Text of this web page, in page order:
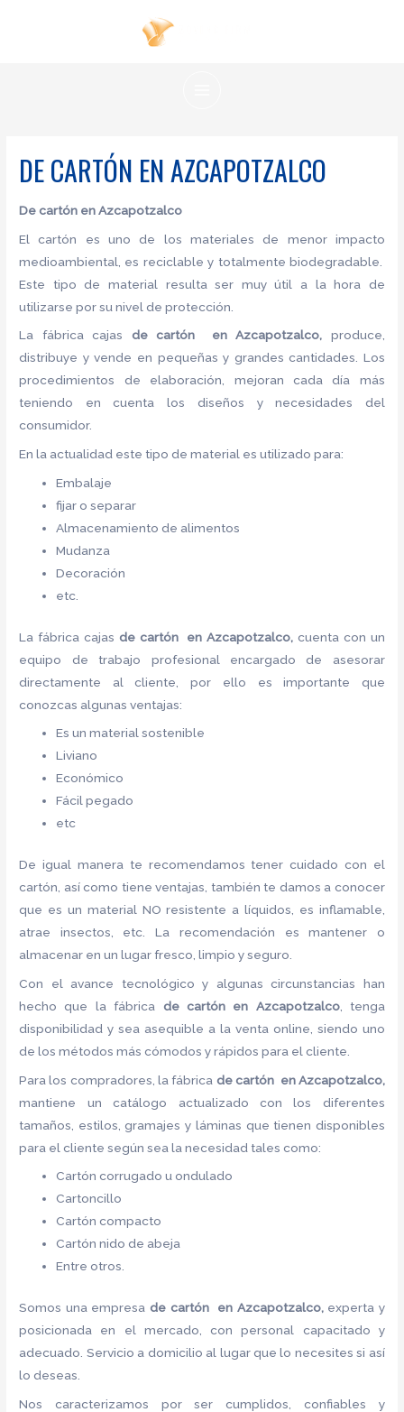
DE CARTÓN EN AZCAPOTZALCO
De cartón en Azcapotzalco
El cartón es uno de los materiales de menor impacto
medioambiental, es reciclable y totalmente biodegradable.
Este tipo de material resulta ser muy útil a la hora de
utilizarse por su nivel de protección.
La fábrica cajas de cartón en Azcapotzalco, produce,
distribuye y vende en pequeñas y grandes cantidades. Los
procedimientos de elaboración, mejoran cada día más
teniendo en cuenta los diseños y necesidades del
consumidor.
En la actualidad este tipo de material es utilizado para:
Embalaje
fijar o separar
Almacenamiento de alimentos
Mudanza
Decoración
etc.
La fábrica cajas de cartón en Azcapotzalco,cuenta con un
equipo de trabajo profesional encargado de asesorar
directamente al cliente, por ello es importante que
conozcas algunas ventajas:
Es un material sostenible
Liviano
Económico
Fácil pegado
etc
De igual manera te recomendamos tener cuidado con el
cartón, así como tiene ventajas, también te damos a conocer
que es un material NO resistente a líquidos, es inflamable,
atrae insectos, etc. La recomendación es mantener o
almacenar en un lugar fresco, limpio y seguro.
Con el avance tecnológico y algunas circunstancias han
hecho que la fábrica de cartón en Azcapotzalco, tenga
disponibilidad y sea asequible a la venta online, siendo uno
de los métodos más cómodos y rápidos para el cliente.
Para los compradores, la fábrica de cartón en Azcapotzalco,
mantiene un catálogo actualizado con los diferentes
tamaños, estilos, gramajes y láminas que tienen disponibles
para el cliente según sea la necesidad tales como:
Cartón corrugado u ondulado
Cartoncillo
Cartón compacto
Cartón nido de abeja
Entre otros.
Somos una empresade cartón en Azcapotzalco, experta y
posicionada en el mercado, con personal capacitado y
adecuado. Servicio a domicilio al lugar que lo necesites si así
lo deseas.
Nos caracterizamos por ser cumplidos, confiables y